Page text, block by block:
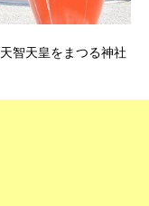
智天皇をまつる神社